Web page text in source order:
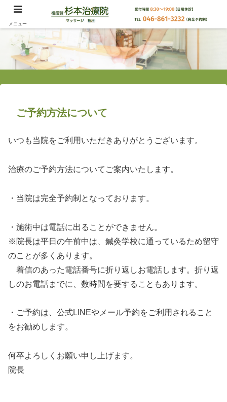
ご予約方法について
いつも当院をご利用いただきありがとうございます。
治療のご予約方法についてご案内いたします。
・当院は完全予約制となっております。
・施術中は電話に出ることができません。
※院長は平日の午前中は、鍼灸学校に通っているため留守
のことが多くあります。
着信のあった電話番号に折り返しお電話します。折り返
しのお電話までに、数時間を要することもあります。
・ご予約は、公式LINEやメール予約をご利用されること
をお勧めします。
何卒よろしくお願い申し上げます。
院長
メニュー